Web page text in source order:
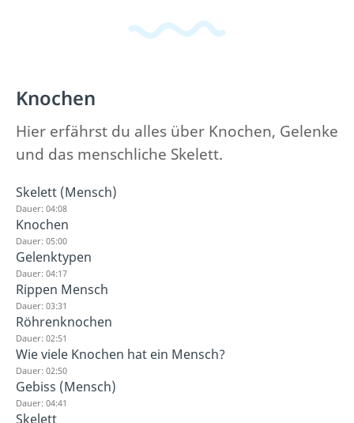
Knochen
Hier erfährst du alles über Knochen, Gelenke
und das menschliche Skelett.
Skelett (Mensch)
Dauer: 04:08
Knochen
Dauer: 05:00
Gelenktypen
Dauer: 04:17
Rippen Mensch
Dauer: 03:31
Röhrenknochen
Dauer: 02:51
Wie viele Knochen hat ein Mensch?
Dauer: 02:50
Gebiss (Mensch)
Dauer: 04:41
Skelett